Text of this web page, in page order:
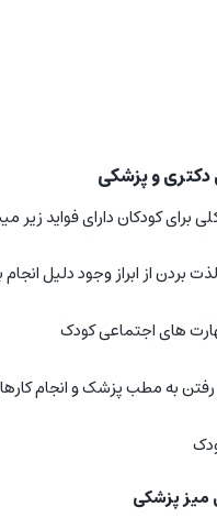
دکتری و پزشکی
برای کودکان دارای فواید زیر
از ابراز وجود دلیل
های اجتماعی کودک
رفتن به مطب پزشک و انجام
میز پزشکی